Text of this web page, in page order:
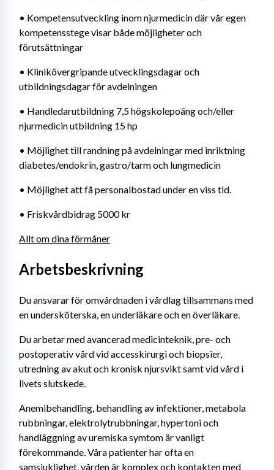
• Kompetensutveckling inom njurmedicin där vår egen
kompetensstege visar både möjligheter och
förutsättningar
• Klinikövergripande utvecklingsdagar och
utbildningsdagar för avdelningen
• Handledarutbildning 7,5 högskolepoäng och/eller
njurmedicin utbildning 15 hp
• Möjlighet till randning på avdelningar med inriktning
diabetes/endokrin, gastro/tarm och lungmedicin
• Möjlighet att få personalbostad under en viss tid.
• Friskvårdbidrag 5000 kr
Allt om dina förmåner
Arbetsbeskrivning
Du ansvarar för omvårdnaden i vårdlag tillsammans med
en undersköterska, en underläkare och en överläkare.
Du arbetar med avancerad medicinteknik, pre- och
postoperativ vård vid accesskirurgi och biopsier,
utredning av akut och kronisk njursvikt samt vid vård i
livets slutskede.
Anemibehandling, behandling av infektioner, metabola
rubbningar, elektrolytrubbningar, hypertoni och
handläggning av uremiska symtom är vanligt
förekommande. Våra patienter har ofta en
samsjuklighet, vården är komplex och kontakten med